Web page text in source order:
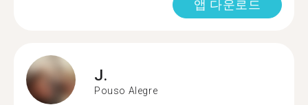
앱 다운로드
J.
Pouso Alegre